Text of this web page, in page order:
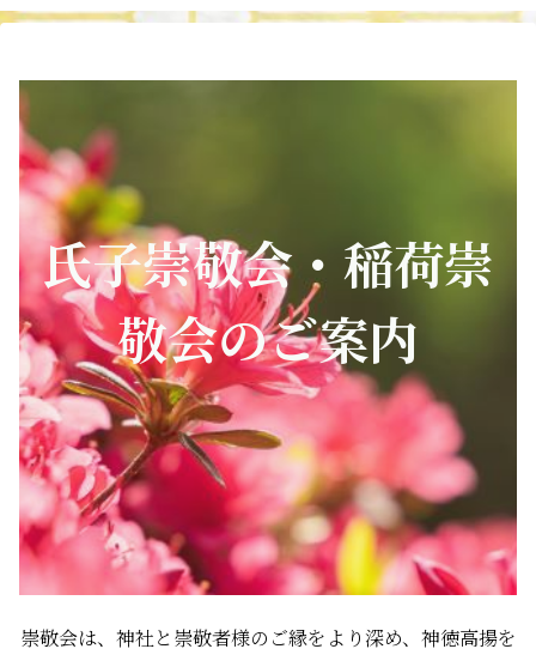
氏子崇敬会・稲荷崇
敬会のご案内
崇敬会は、神社と崇敬者様のご縁をより深め、神徳高揚を